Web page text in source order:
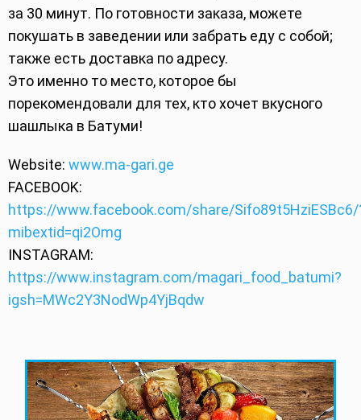
за 30 минут. По готовности заказа, можете
покушать в заведении или забрать еду с собой;
также есть доставка по адресу.
Это именно то место, которое бы
порекомендовали для тех, кто хочет вкусного
шашлыка в Батуми!
Website: www.ma-gari.ge
FACEBOOK:
https://www.facebook.com/share/Sifo89t5HziESBc6/
mibextid=qi2Omg
INSTAGRAM:
https://www.instagram.com/magari_food_batumi?
igsh=MWc2Y3NodWp4YjBqdw